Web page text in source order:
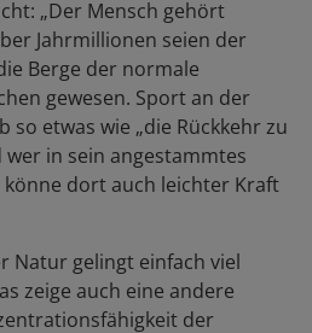
„Der Mensch gehört
Jahrmillionen seien der
Berge der normale
gewesen. Sport an der
so etwas wie „die Rückkehr zu
wer in sein angestammtes
dort auch leichter Kraft
Natur gelingt einfach viel
zeige auch eine andere
der